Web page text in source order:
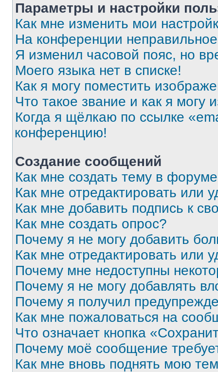
Параметры и настройки
Как мне изменить мои
На конференции
Я изменил часовой пояс, но
Моего языка нет в списке!
Как я могу поместить
Что такое звание и как я могу
Когда я щёлкаю по ссылке
конференцию!
Создание сообщений
Как мне создать тему в
Как мне отредактировать или
Как мне добавить подпись к
Как мне создать опрос?
Почему я не могу добавить
Как мне отредактировать или
Почему мне недоступны
Почему я не могу добавлять
Почему я получил
Как мне пожаловаться на
Что означает кнопка
Почему моё сообщение
Как мне вновь поднять мою